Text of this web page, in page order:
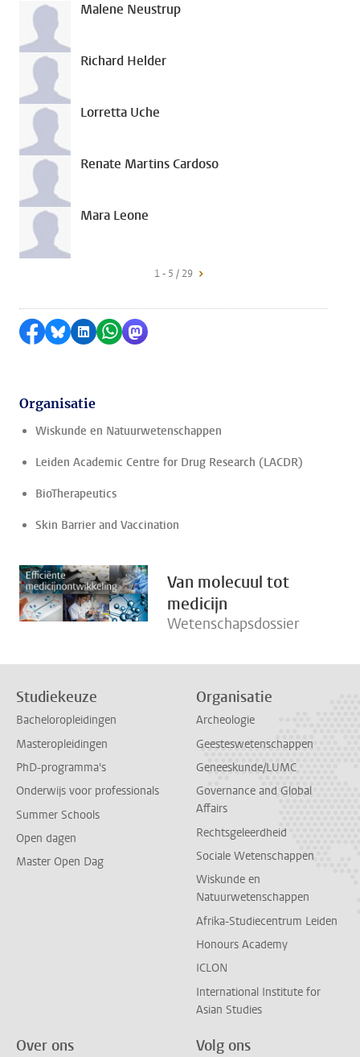
Malene Neustrup
Richard Helder
Lorretta Uche
Renate Martins Cardoso
Mara Leone
1 - 5 / 29
Delen op Facebook
Delen via Bluesky
Delen op LinkedIn
Delen via WhatsApp
Delen via Mastodon
Organisatie
Wiskunde en Natuurwetenschappen
Leiden Academic Centre for Drug Research (LACDR)
BioTherapeutics
Skin Barrier and Vaccination
Van molecuul tot
medicijn
Wetenschapsdossier
Studiekeuze
Bacheloropleidingen
Masteropleidingen
PhD-programma's
Onderwijs voor professionals
Summer Schools
Open dagen
Master Open Dag
Organisatie
Archeologie
Geesteswetenschappen
Geneeskunde/LUMC
Governance and Global
Affairs
Rechtsgeleerdheid
Sociale Wetenschappen
Wiskunde en
Natuurwetenschappen
Afrika-Studiecentrum Leiden
Honours Academy
ICLON
International Institute for
Asian Studies
Over ons Volg ons